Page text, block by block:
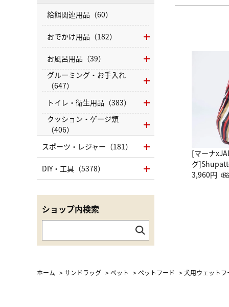
[マーナ
グ
グ Drop
3,960円 （
給餌関連用品（60）
おでかけ用品（182）
お風呂用品（39）
グルーミング・お手入れ
（647）
トイレ・衛生用品（383）
クッション・ゲージ類
（406）
スポーツ・レジャー（181）
DIY・工具（5378）
ショップ内検索
ホーム >サンドラッグ >ペット >ペットフード >犬用ウェットフ